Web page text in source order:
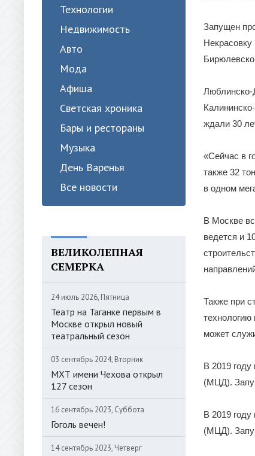
Технологии
Недвижимость
Авто
Мода
Афиша
Светская хроника
Бары и рестораны
Музыка
День Варенья
Все новости
ВЕЛИКОЛЕПНАЯ
СЕМЕРКА
24 июль 2026, Пятница
Театр на Таганке первым в
Москве открыл новый
театральный сезон
03 сентябрь 2024, Вторник
МХТ имени Чехова открыл
127 сезон
16 сентябрь 2023, Суббота
Гоголь вечен!
14 сентябрь 2023, Четверг
Запущен
Люблинско-
ждали 30
«Сейчас в
также 32
в одном
В Москве
ведется и
Также при
может
В 2019
(МЦД).
В 2019
(МЦД).